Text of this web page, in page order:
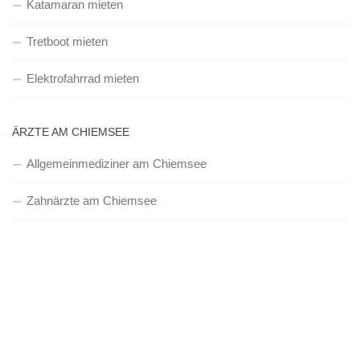
Katamaran mieten
Tretboot mieten
Elektrofahrrad mieten
ÄRZTE AM CHIEMSEE
Allgemeinmediziner am Chiemsee
Zahnärzte am Chiemsee